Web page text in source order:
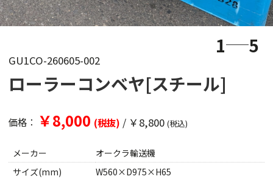
1 5
GU1CO-260605-002
ローラーコンベヤ[スチール]
価格： ￥8,000 (税抜) / ￥8,800 (税込)
メーカー
オークラ輸送機
サイズ(mm)
W560×D975×H65